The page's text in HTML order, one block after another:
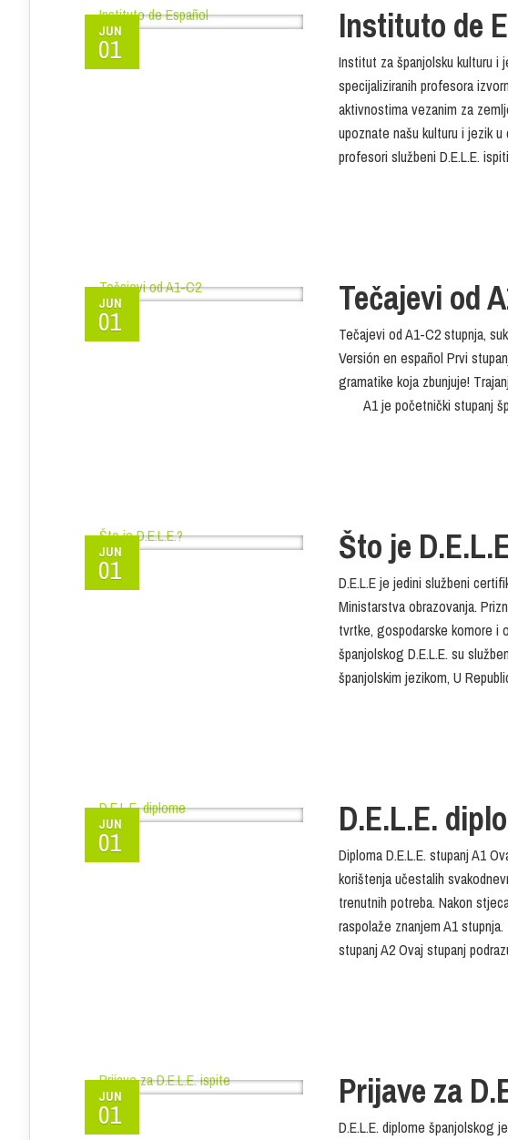
JUN
01
Instituto de
Institut za španjolsku kulturu i
specijaliziranih profesora
aktivnostima vezanim za
upoznate našu kulturu i jezik
profesori službeni D.E.L.E.
JUN
01
Tečajevi od
Tečajevi od A1-C2 stupnja,
Versión en español Prvi
gramatike koja
A1 je početnički stupanj
JUN
01
Što je
D.E.L.E je jedini službeni
Ministarstva obrazovanja.
tvrtke, gospodarske komore i
španjolskog D.E.L.E. su
španjolskim jezikom, U
JUN
01
D.E.L.E.
Diploma D.E.L.E. stupanj A1
korištenja učestalih
trenutnih potreba. Nakon
raspolaže znanjem A1
stupanj A2 Ovaj stupanj
JUN
01
Prijave za
D.E.L.E. diplome španjolskog